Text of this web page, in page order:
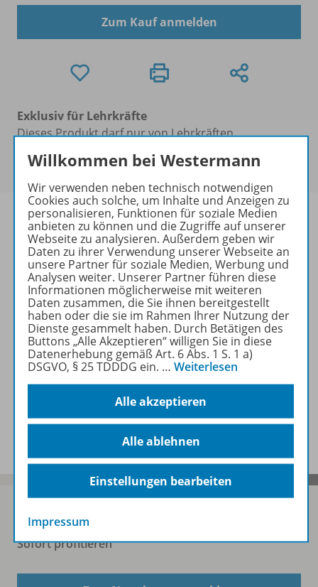
Zum Kauf anmelden
Exklusiv für Lehrkräfte
Dieses Produkt darf nur von Lehrkräften,
erworben werden.
Produktinformationen
Beschreibung
Zugehörige Produkte
Benachrichtigungs-Service
Sofort profitieren
Willkommen bei Westermann
Wir verwenden neben technisch notwendigen
Cookies auch solche, um Inhalte und Anzeigen zu
personalisieren, Funktionen für soziale Medien
anbieten zu können und die Zugriffe auf unserer
Webseite zu analysieren. Außerdem geben wir
Daten zu ihrer Verwendung unserer Webseite an
unsere Partner für soziale Medien, Werbung und
Analysen weiter. Unserer Partner führen diese
Informationen möglicherweise mit weiteren
Daten zusammen, die Sie ihnen bereitgestellt
haben oder die sie im Rahmen Ihrer Nutzung der
Dienste gesammelt haben. Durch Betätigen des
Buttons „Alle Akzeptieren“ willigen Sie in diese
Datenerhebung gemäß Art. 6 Abs. 1 S. 1 a)
DSGVO, § 25 TDDDG ein. … Weiterlesen
Alle akzeptieren
Alle ablehnen
Einstellungen bearbeiten
Impressum